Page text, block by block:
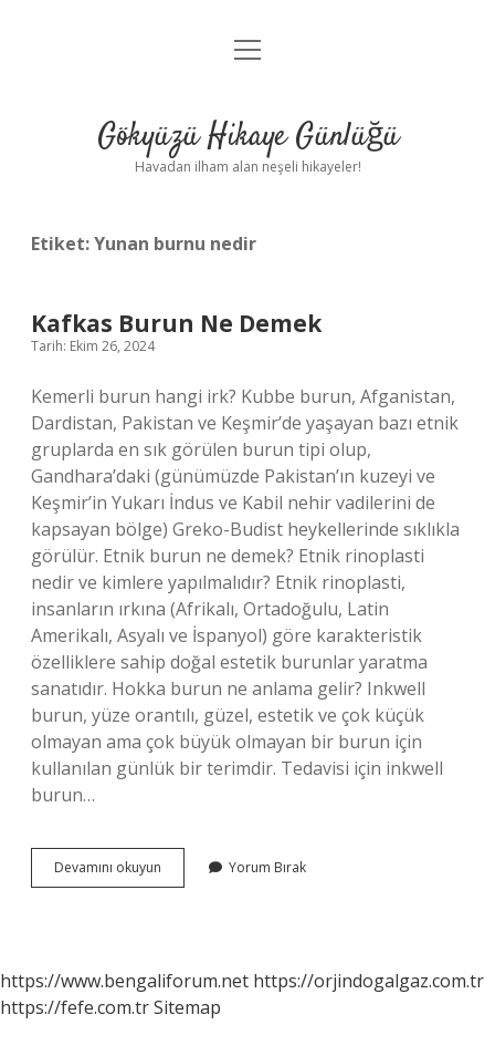
Anasayfa
Yasal Uyarı
menüyü
Gökyüzü Hikaye Günlüğü
Havadan ilham alan neşeli hikayeler!
Etiket:Yunan burnu nedir
Kafkas Burun Ne Demek
Tarih: Ekim 26, 2024
Kemerli burun hangi irk? Kubbe burun, Afganistan,
Dardistan, Pakistan ve Keşmir’de yaşayan bazı etnik
gruplarda en sık görülen burun tipi olup,
Gandhara’daki (günümüzde Pakistan’ın kuzeyi ve
Keşmir’in Yukarı İndus ve Kabil nehir vadilerini de
kapsayan bölge) Greko-Budist heykellerinde sıklıkla
görülür. Etnik burun ne demek? Etnik rinoplasti
nedir ve kimlere yapılmalıdır? Etnik rinoplasti,
insanların ırkına (Afrikalı, Ortadoğulu, Latin
Amerikalı, Asyalı ve İspanyol) göre karakteristik
özelliklere sahip doğal estetik burunlar yaratma
sanatıdır. Hokka burun ne anlama gelir? Inkwell
burun, yüze orantılı, güzel, estetik ve çok küçük
olmayan ama çok büyük olmayan bir burun için
kullanılan günlük bir terimdir. Tedavisi için inkwell
burun…
Devamını okuyun
Burun
Yorum Bırak
https://www.bengaliforum.net https://orjindogalgaz.com.tr
https://fefe.com.trSitemap